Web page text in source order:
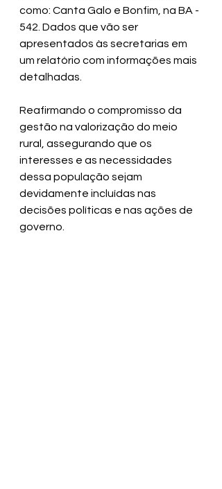
como: Canta Galo e Bonfim, na BA -
542. Dados que vão ser
apresentados às secretarias em
um relatório com informações mais
detalhadas.
Reafirmando o compromisso da
gestão na valorização do meio
rural, assegurando que os
interesses e as necessidades
dessa população sejam
devidamente incluídas nas
decisões políticas e nas ações de
governo.